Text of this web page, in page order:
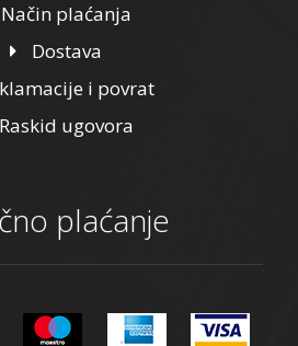
Način plaćanja
Dostava
i povrat
Raskid ugovora
plaćanje